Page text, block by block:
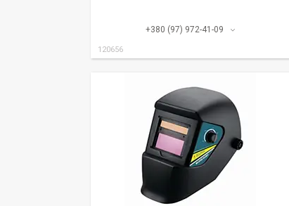
+380 (97) 972-41-09
120656